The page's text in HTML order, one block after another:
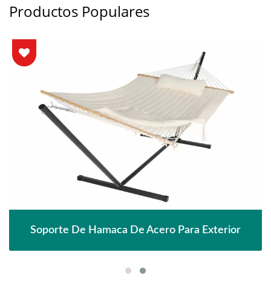
Productos Populares
Soporte De Hamaca De Acero Para Exterior